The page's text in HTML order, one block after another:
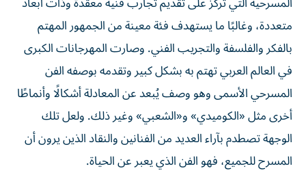
متعددة، وغالبًا ما يستهدف فئة معينة من الجمهور المهتم
بالفكر والفلسفة والتجريب الفني. وصارت المهرجانات الكبرى
في العالم العربي تهتم به بشكل كبير وتقدمه بوصفه الفن
المسرحي الأسمى وهو وصف يُبعد عن المعادلة أشكالًا وأنماطًا
أخرى مثل «الكوميدي» و«الشعبي» وغير ذلك. ولعل تلك
الوجهة تصطدم بآراء العديد من الفنانين والنقاد الذين يرون أن
المسرح للجميع، فهو الفن الذي يعبر عن الحياة.